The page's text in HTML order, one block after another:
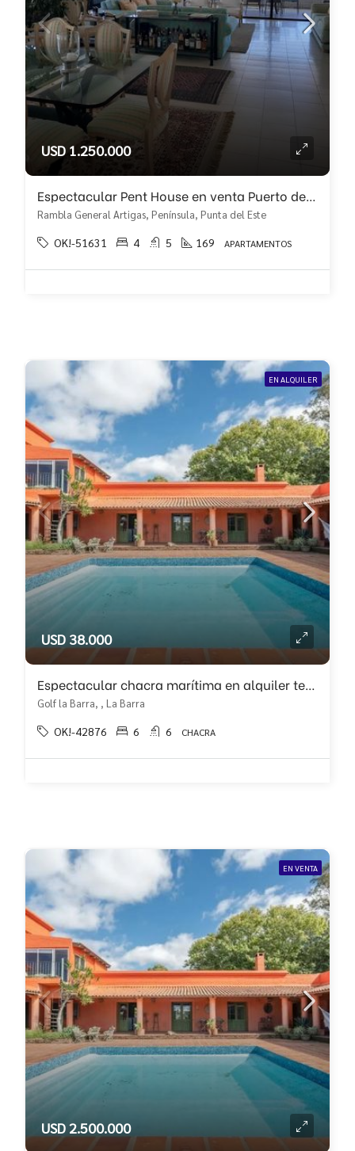
USD 1.250.000
Espectacular Pent House en venta Puerto de Punta del Este
Rambla General Artigas, Península, Punta del Este
OK!-51631 4 5 169 APARTAMENTOS
EN ALQUILER
USD 38.000
Espectacular chacra marítima en alquiler temporal, zona Del Golf La Barra
Golf la Barra, , La Barra
OK!-42876 6 6 CHACRA
EN VENTA
USD 2.500.000